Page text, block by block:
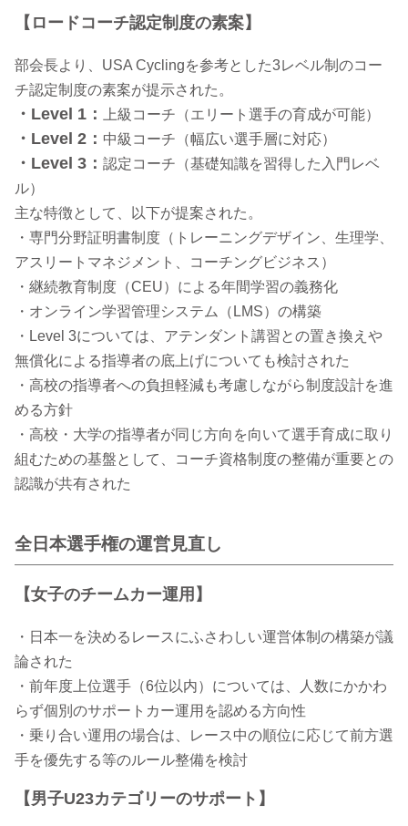
【ロードコーチ認定制度の素案】
部会長より、USA Cyclingを参考とした3レベル制のコー
チ認定制度の素案が提示された。
・Level 1： 上級コーチ（エリート選手の育成が可能）
・Level 2： 中級コーチ（幅広い選手層に対応）
・Level 3： 認定コーチ（基礎知識を習得した入門レベ
ル）
主な特徴として、以下が提案された。
・専門分野証明書制度（トレーニングデザイン、生理学、
アスリートマネジメント、コーチングビジネス）
・継続教育制度（CEU）による年間学習の義務化
・オンライン学習管理システム（LMS）の構築
・Level 3については、アテンダント講習との置き換えや
無償化による指導者の底上げについても検討された
・高校の指導者への負担軽減も考慮しながら制度設計を進
める方針
・高校・大学の指導者が同じ方向を向いて選手育成に取り
組むための基盤として、コーチ資格制度の整備が重要との
認識が共有された
全日本選手権の運営見直し
【女子のチームカー運用】
・日本一を決めるレースにふさわしい運営体制の構築が議
論された
・前年度上位選手（6位以内）については、人数にかかわ
らず個別のサポートカー運用を認める方向性
・乗り合い運用の場合は、レース中の順位に応じて前方選
手を優先する等のルール整備を検討
【男子U23カテゴリーのサポート】